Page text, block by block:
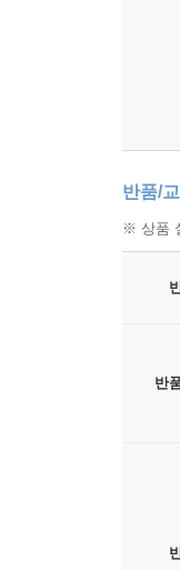
반품/
※ 상품
반